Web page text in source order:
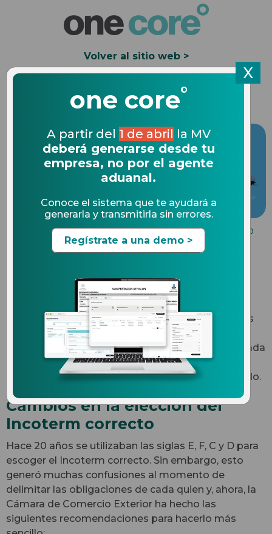
Volver al sitio web >
Solicita una Demo
COMPLIANCE EN COMERCIO EXTERIOR 16.01.2020
3 cambios importantes que
El primero de enero de 2020 se hicieron aplicables
las modificaciones a los Incoterms con el fin de
hacer más eficiente y claras las obligaciones de cada
participante de la importación y exportación de
productos y proteger las mercancías en su traslado.
Cambios en la elección del
Incoterm correcto
Hace 20 años se utilizaban las siglas E, F, C y D para
escoger el Incoterm correcto. Sin embargo, esto
generó muchas confusiones al momento de
delimitar las obligaciones de cada quien y, ahora, la
Cámara de Comercio Exterior ha hecho las
siguientes recomendaciones para hacerlo más
X
one core°
A partir del 1 de abril la MV
deberá generarse desde tu
empresa, no por el agente
aduanal.
Conoce el sistema que te ayudará a
generarla y transmitirla sin errores.
Regístrate a una demo >